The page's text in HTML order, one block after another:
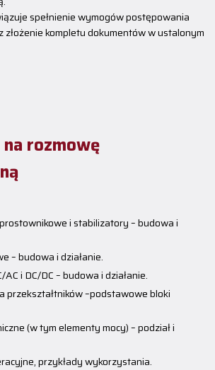
spełnienie wymogów postępowania
kompletu dokumentów w ustalonym
rozmowę
i stabilizatory – budowa i
– budowa i działanie.
i DC/DC – budowa i działanie.
przekształtników –podstawowe bloki
(w tym elementy mocy) – podział i
przykłady wykorzystania.